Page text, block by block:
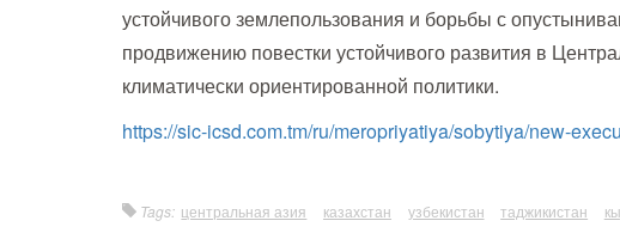
устойчивого землепользования и борьбы с
продвижению повестки устойчивого развития в
климатически ориентированной политики.
https://sic-icsd.com.tm/ru/meropriyatiya/sobytiya/new-
Tags: центральная азия казахстан узбекистан таджикистан